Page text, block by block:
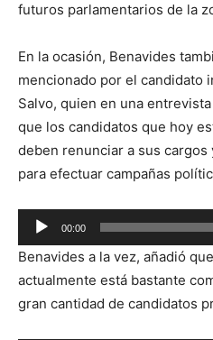
futuros parlamentarios de la
En la ocasión, Benavides
mencionado por el candidato
Salvo, quien en una
que los candidatos que hoy
deben renunciar a sus
para efectuar campañas
Reproductor
de
audio
00:00
Benavides a la vez, añadió
actualmente está bastante
gran cantidad de candidatos